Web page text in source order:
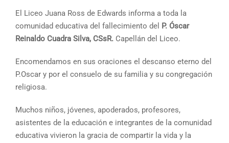
El Liceo Juana Ross de Edwards informa a toda la
comunidad educativa del fallecimiento del P. Óscar
Reinaldo Cuadra Silva, CSsR. Capellán del Liceo.
Encomendamos en sus oraciones el descanso eterno del
P.Oscar y por el consuelo de su familia y su congregación
religiosa.
Muchos niños, jóvenes, apoderados, profesores,
asistentes de la educación e integrantes de la comunidad
educativa vivieron la gracia de compartir la vida y la